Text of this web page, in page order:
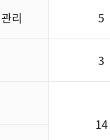
리 5
3
14